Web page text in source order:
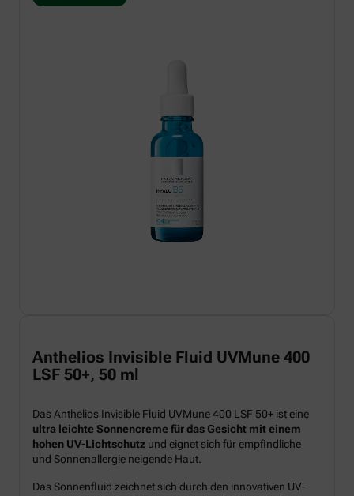
Anthelios Invisible Fluid UVMune 400
LSF 50+, 50 ml
Das Anthelios Invisible Fluid UVMune 400 LSF 50+ ist eine
ultra leichte Sonnencreme für das Gesicht mit einem
hohen UV-Lichtschutz und eignet sich für empfindliche
und Sonnenallergie neigende Haut.
Das Sonnenfluid zeichnet sich durch den innovativen UV-